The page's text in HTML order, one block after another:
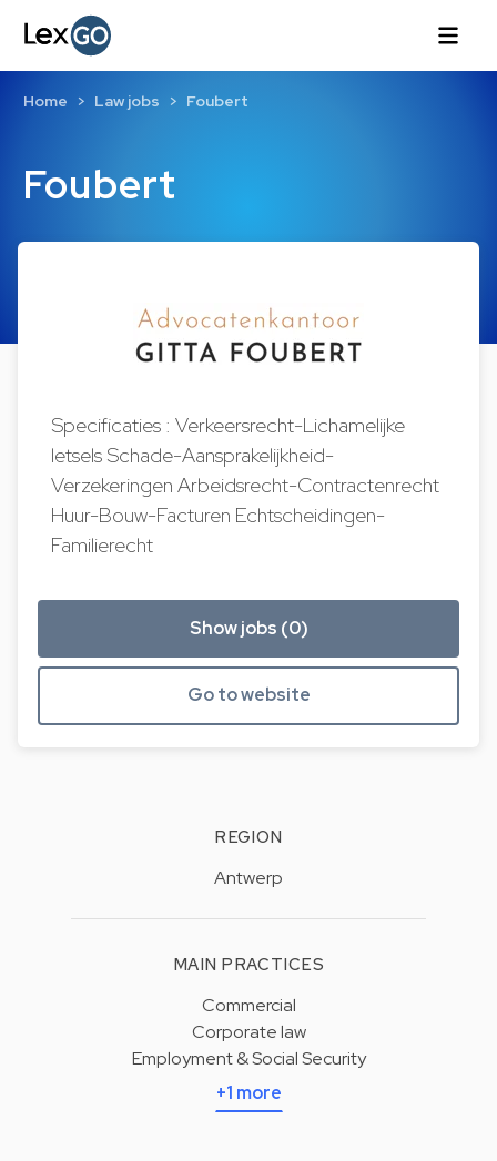
Foubert
Home Law jobs Foubert
Specificaties : Verkeersrecht-Lichamelijke
letsels Schade-Aansprakelijkheid-
Verzekeringen Arbeidsrecht-Contractenrecht
Huur-Bouw-Facturen Echtscheidingen-
Familierecht
Show jobs (0)
Go to website
REGION
Antwerp
MAIN PRACTICES
Commercial
Corporate law
Employment & Social Security
+1 more